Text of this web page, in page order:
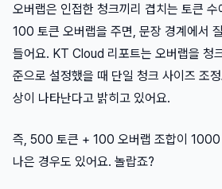
오버랩은 인접한 청크끼리 겹치는 토큰
100 토큰 오버랩을 주면, 문장 경계에서
들어요. KT Cloud 리포트는 오버랩을 청
준으로 설정했을 때 단일 청크 사이즈 조
상이 나타난다고 밝히고 있어요.
즉, 500 토큰 + 100 오버랩 조합이 1000
나은 경우도 있어요. 놀랍죠?